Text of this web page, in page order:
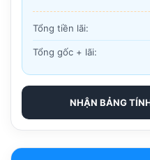
Tổng tiền lãi:
Tổng gốc + lãi:
NHẬN BẢNG